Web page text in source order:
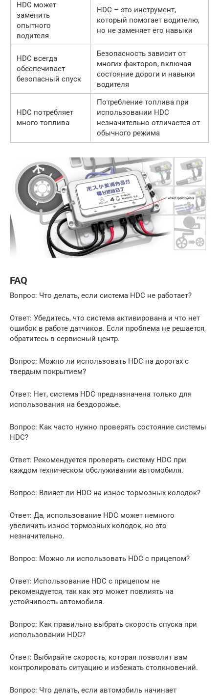
HDC может
заменить
опытного
водителя
HDC – это инструмент,
который помогает водителю,
но не заменяет его навыки
HDC всегда
обеспечивает
безопасный спуск
Безопасность зависит от
многих факторов, включая
состояние дороги и навыки
водителя
HDC потребляет
много топлива
Потребление топлива при
использовании HDC
незначительно отличается от
обычного режима
FAQ
Вопрос: Что делать, если система HDC не работает?
Ответ: Убедитесь, что система активирована и что нет
ошибок в работе датчиков. Если проблема не решается,
обратитесь в сервисный центр.
Вопрос: Можно ли использовать HDC на дорогах с
твердым покрытием?
Ответ: Нет, система HDC предназначена только для
использования на бездорожье.
Вопрос: Как часто нужно проверять состояние системы
HDC?
Ответ: Рекомендуется проверять систему HDC при
каждом техническом обслуживании автомобиля.
Вопрос: Влияет ли HDC на износ тормозных колодок?
Ответ: Да, использование HDC может немного
увеличить износ тормозных колодок, но это
незначительно.
Вопрос: Можно ли использовать HDC с прицепом?
Ответ: Использование HDC с прицепом не
рекомендуется, так как это может повлиять на
устойчивость автомобиля.
Вопрос: Как правильно выбрать скорость спуска при
использовании HDC?
Ответ: Выбирайте скорость, которая позволит вам
контролировать ситуацию и избежать столкновений.
Вопрос: Что делать, если автомобиль начинает